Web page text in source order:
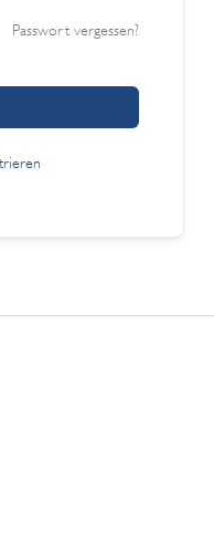
Passwort vergessen?